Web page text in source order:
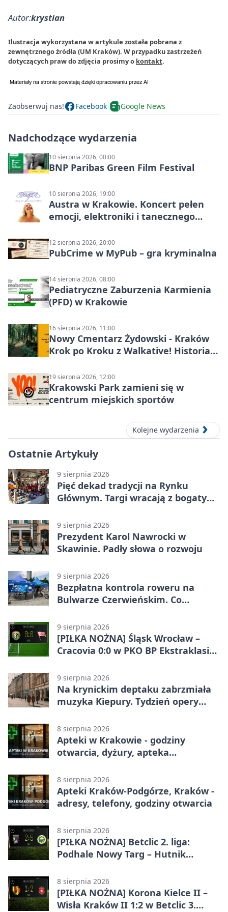
Autor:krystian
Ilustracja wykorzystana w artykule została pobrana z
zewnętrznego źródła (UM Kraków). W przypadku zastrzeżeń
dotyczących praw do zdjęcia prosimy o kontakt.
Zaobserwuj nas! Facebook Google News
Nadchodzące wydarzenia
10 sierpnia 2026, 00:00
BNP Paribas Green Film Festival
10 sierpnia 2026, 19:00
Austra w Krakowie. Koncert pełen
emocji, elektroniki i tanecznego
12 sierpnia 2026, 20:00
PubCrime w MyPub – gra kryminalna
14 sierpnia 2026, 08:00
Pediatryczne Zaburzenia Karmienia
(PFD) w Krakowie
16 sierpnia 2026, 11:00
Nowy Cmentarz Żydowski - Kraków
Krok po Kroku z Walkative! Historia
19 sierpnia 2026, 12:00
Krakowski Park zamieni się w
centrum miejskich sportów
Kolejne wydarzenia
Ostatnie Artykuły
9 sierpnia 2026
Pięć dekad tradycji na Rynku
Głównym. Targi wracają z bogatym
9 sierpnia 2026
Prezydent Karol Nawrocki w
Skawinie. Padły słowa o rozwoju
9 sierpnia 2026
Bezpłatna kontrola roweru na
Bulwarze Czerwieńskim. Co
9 sierpnia 2026
[PIŁKA NOŻNA] Śląsk Wrocław –
Cracovia 0:0 w PKO BP Ekstraklasie.
punktem
9 sierpnia 2026
Na krynickim deptaku zabrzmiała
muzyka Kiepury. Tydzień opery
8 sierpnia 2026
Apteki w Krakowie - godziny
otwarcia, dyżury, apteka
8 sierpnia 2026
Apteki Kraków-Podgórze, Kraków -
adresy, telefony, godziny otwarcia
8 sierpnia 2026
[PIŁKA NOŻNA] Betclic 2. liga:
Podhale Nowy Targ – Hutnik
efektownym zwycięstwem
8 sierpnia 2026
[PIŁKA NOŻNA] Korona Kielce II –
Wisła Kraków II 1:2 w Betclic 3.